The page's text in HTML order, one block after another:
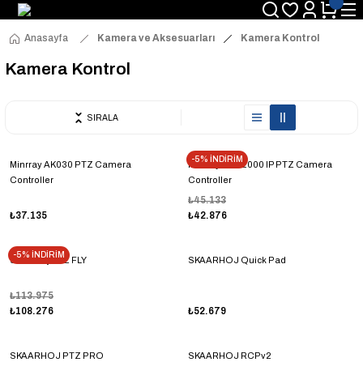
Anasayfa Kamera ve Aksesuarları Kamera Kontrol
Kamera Kontrol
SIRALA
Minrray AK030 PTZ Camera
Controller
₺37.135
-5% İNDİRİM
Minrray KBD2000 IP PTZ Camera
Controller
₺42.876
₺45.133
-5% İNDİRİM
Skaarhoj PTZ FLY
₺108.276
₺113.975
SKAARHOJ Quick Pad
₺52.679
SKAARHOJ PTZ PRO SKAARHOJ RCPv2